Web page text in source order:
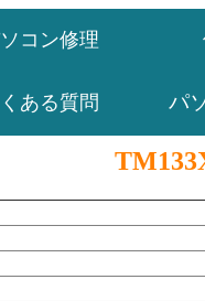
コン修理
ある質問 パ